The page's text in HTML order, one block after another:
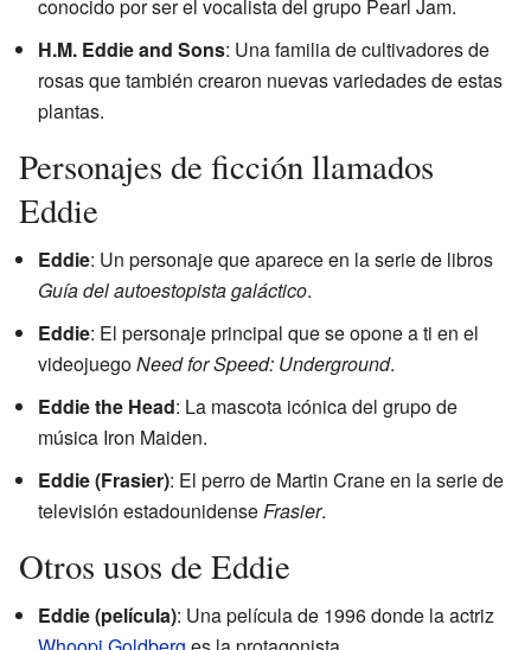
conocido por ser el vocalista del grupo Pearl Jam.
H.M. Eddie and Sons: Una familia de cultivadores de
rosas que también crearon nuevas variedades de estas
plantas.
Personajes de ficción llamados
Eddie
Eddie: Un personaje que aparece en la serie de libros
Guía del autoestopista galáctico.
Eddie: El personaje principal que se opone a ti en el
videojuegoNeed for Speed: Underground.
Eddie the Head: La mascota icónica del grupo de
música Iron Maiden.
Eddie (Frasier): El perro de Martin Crane en la serie de
televisión estadounidenseFrasier.
Otros usos de Eddie
Eddie (película): Una película de 1996 donde la actriz